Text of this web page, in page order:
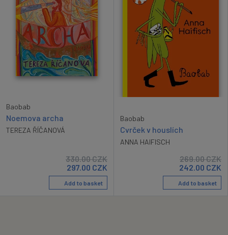
Baobab
Noemova archa
TEREZA ŘÍČANOVÁ
330.00CZK
297.00 CZK
Add to basket
Baobab
Cvrček v houslích
ANNA HAIFISCH
269.00CZK
242.00 CZK
Add to basket